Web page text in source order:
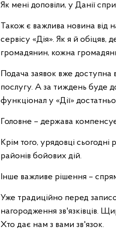
Як мені доповіли, у Данії
Також є важлива новина від
сервісу «Дія». Як я й
громадянин, кожна
Подача заявок вже
послугу. А за тиждень буде
функціонал у «Дії»
Головне – держава
Крім того, урядовці
районів бойових дій.
Інше важливе рішення –
Уже традиційно перед
нагородження зв'язківців.
Хто дає нам з вами зв'язок.